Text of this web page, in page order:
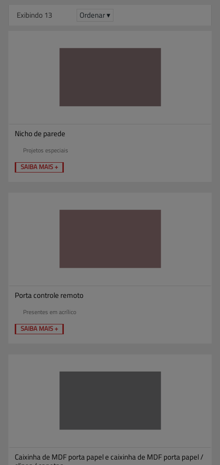
Exibindo 13
Ordenar ▾
Nicho de parede
Projetos especiais
SAIBA MAIS +
Porta controle remoto
Presentes em acrílico
SAIBA MAIS +
Caixinha de MDF porta papel e caixinha de MDF porta papel /